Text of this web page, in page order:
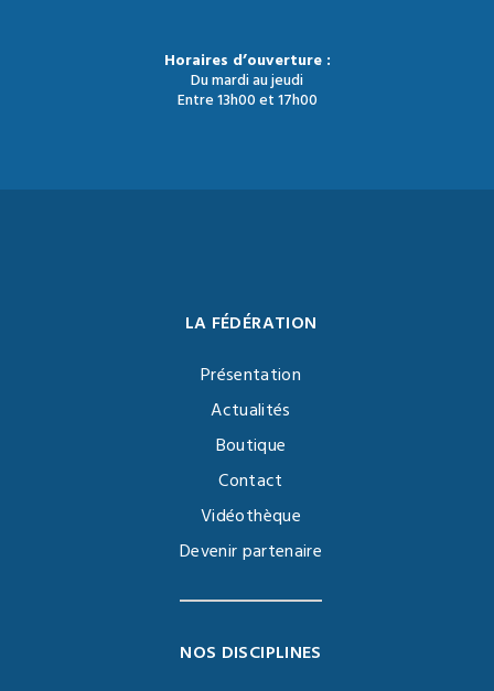
Horaires d’ouverture :
Du mardi au jeudi
Entre 13h00 et 17h00
LA FÉDÉRATION
Présentation
Actualités
Boutique
Contact
Vidéothèque
Devenir partenaire
NOS DISCIPLINES